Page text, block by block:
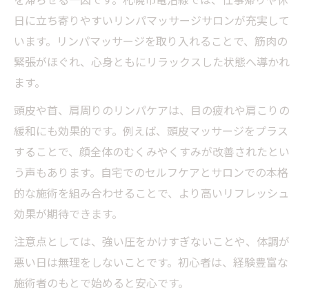
日に立ち寄りやすいリンパマッサージサロンが充実して
います。リンパマッサージを取り入れることで、筋肉の
緊張がほぐれ、心身ともにリラックスした状態へ導かれ
ます。
頭皮や首、肩周りのリンパケアは、目の疲れや肩こりの
緩和にも効果的です。例えば、頭皮マッサージをプラス
することで、顔全体のむくみやくすみが改善されたとい
う声もあります。自宅でのセルフケアとサロンでの本格
的な施術を組み合わせることで、より高いリフレッシュ
効果が期待できます。
注意点としては、強い圧をかけすぎないことや、体調が
悪い日は無理をしないことです。初心者は、経験豊富な
施術者のもとで始めると安心です。